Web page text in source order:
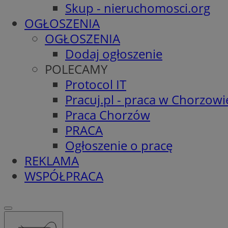
Skup - nieruchomosci.org
OGŁOSZENIA
OGŁOSZENIA
Dodaj ogłoszenie
POLECAMY
Protocol IT
Pracuj.pl - praca w
Praca Chorzów
PRACA
Ogłoszenie o pracę
REKLAMA
WSPÓŁPRACA